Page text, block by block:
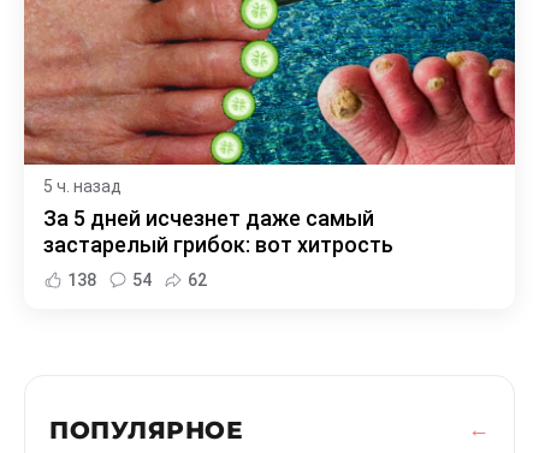
5 ч. назад
За 5 дней исчезнет даже самый
застарелый грибок: вот хитрость
138 54 62
ПОПУЛЯРНОЕ